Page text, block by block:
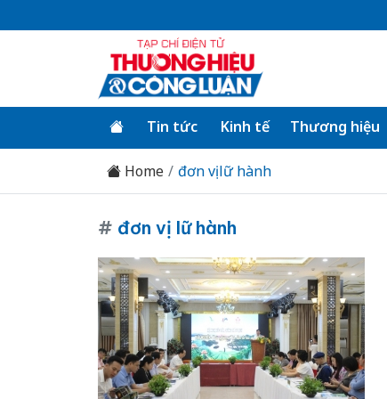
Tin tức Kinh tế Thương hiệu
Home đơn vị lữ hành
# đơn vị lữ hành